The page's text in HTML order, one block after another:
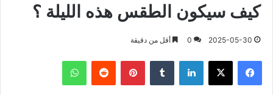
كيف سيكون الطقس هذه الليلة ؟
2025-05-30
0 أقل من دقيقة
فيسبوك X لينكدإن بينتيريست واتساب